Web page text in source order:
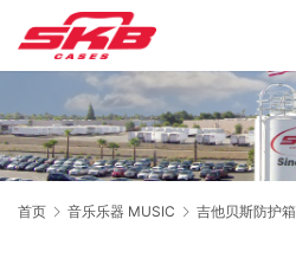
首页 音乐乐器 MUSIC 吉他贝斯防护箱